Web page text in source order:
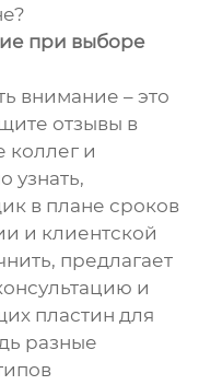
при выборе
внимание – это
отзывы в
коллег и
узнать,
в плане сроков
и клиентской
предлагает
и
пластин для
разные